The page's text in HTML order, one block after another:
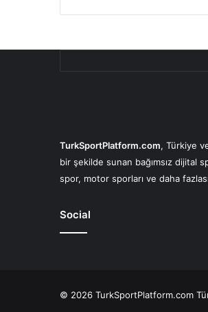
TurkSportPlatform.com, Türkiye
bir şekilde sunan bağımsız
spor, motor sporları ve daha
Social
© 2026 TurkSportPlatform.com